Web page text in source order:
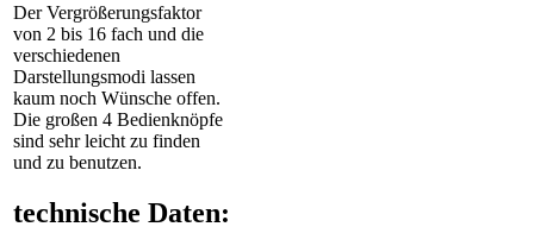
Der Vergrößerungsfaktor
von 2 bis 16 fach und die
verschiedenen
Darstellungsmodi lassen
kaum noch Wünsche offen.
Die großen 4 Bedienknöpfe
sind sehr leicht zu finden
und zu benutzen.
technische Daten: